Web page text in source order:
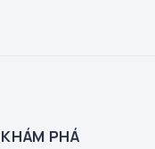
KHÁM PHÁ